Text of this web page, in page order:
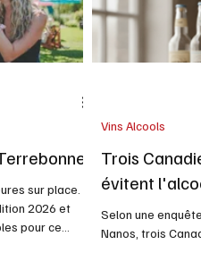
Nouvelles
sur place.
2026 et
pour ce
Trois
évitent
Selon une
Nanos, trois
Vins Alcools